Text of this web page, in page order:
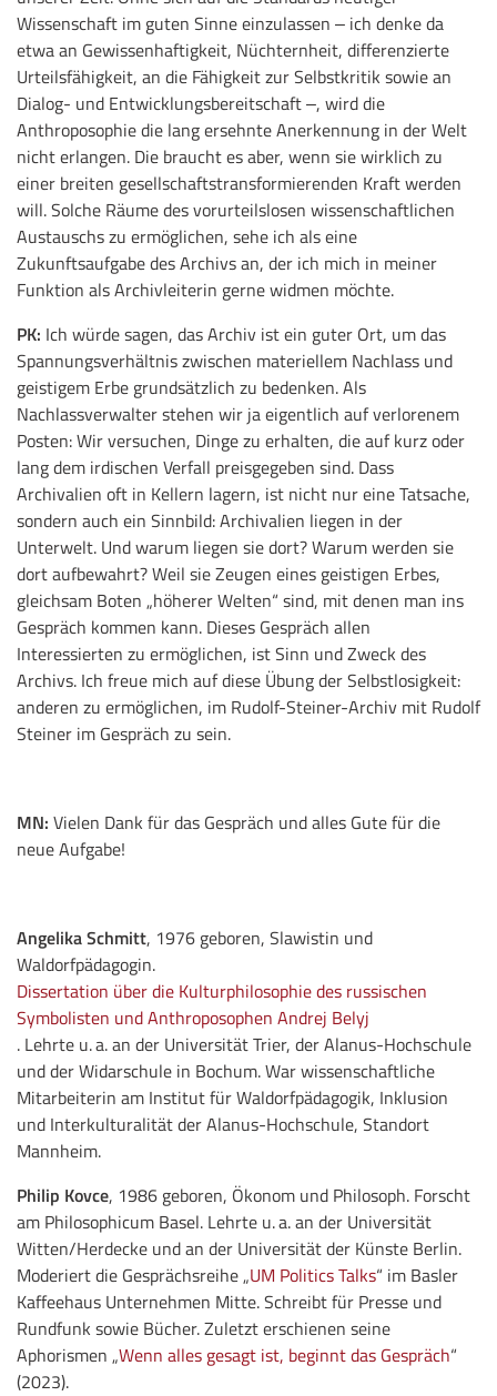
Wissenschaft im guten Sinne einzulassen ‒ ich denke da
etwa an Gewissenhaftigkeit, Nüchternheit, differenzierte
Urteilsfähigkeit, an die Fähigkeit zur Selbstkritik sowie an
Dialog- und Entwicklungsbereitschaft ‒, wird die
Anthroposophie die lang ersehnte Anerkennung in der Welt
nicht erlangen. Die braucht es aber, wenn sie wirklich zu
einer breiten gesellschaftstransformierenden Kraft werden
will. Solche Räume des vorurteilslosen wissenschaftlichen
Austauschs zu ermöglichen, sehe ich als eine
Zukunftsaufgabe des Archivs an, der ich mich in meiner
Funktion als Archivleiterin gerne widmen möchte.
PK: Ich würde sagen, das Archiv ist ein guter Ort, um das
Spannungsverhältnis zwischen materiellem Nachlass und
geistigem Erbe grundsätzlich zu bedenken. Als
Nachlassverwalter stehen wir ja eigentlich auf verlorenem
Posten: Wir versuchen, Dinge zu erhalten, die auf kurz oder
lang dem irdischen Verfall preisgegeben sind. Dass
Archivalien oft in Kellern lagern, ist nicht nur eine Tatsache,
sondern auch ein Sinnbild: Archivalien liegen in der
Unterwelt. Und warum liegen sie dort? Warum werden sie
dort aufbewahrt? Weil sie Zeugen eines geistigen Erbes,
gleichsam Boten „höherer Welten“ sind, mit denen man ins
Gespräch kommen kann. Dieses Gespräch allen
Interessierten zu ermöglichen, ist Sinn und Zweck des
Archivs. Ich freue mich auf diese Übung der Selbstlosigkeit:
anderen zu ermöglichen, im Rudolf-Steiner-Archiv mit Rudolf
Steiner im Gespräch zu sein.
MN: Vielen Dank für das Gespräch und alles Gute für die
neue Aufgabe!
Angelika Schmitt, 1976 geboren, Slawistin und
Waldorfpädagogin.
Dissertation über die Kulturphilosophie des russischen
Symbolisten und Anthroposophen Andrej Belyj
. Lehrte u. a. an der Universität Trier, der Alanus-Hochschule
und der Widarschule in Bochum. War wissenschaftliche
Mitarbeiterin am Institut für Waldorfpädagogik, Inklusion
und Interkulturalität der Alanus-Hochschule, Standort
Mannheim.
Philip Kovce, 1986 geboren, Ökonom und Philosoph. Forscht
am Philosophicum Basel. Lehrte u. a. an der Universität
Witten/Herdecke und an der Universität der Künste Berlin.
Moderiert die Gesprächsreihe „UM Politics Talks“ im Basler
Kaffeehaus Unternehmen Mitte. Schreibt für Presse und
Rundfunk sowie Bücher. Zuletzt erschienen seine
Aphorismen „Wenn alles gesagt ist, beginnt das Gespräch“
(2023).